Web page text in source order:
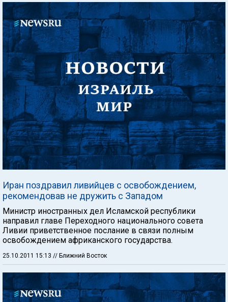
Иран поздравил ливийцев с освобождением,
рекомендовав не дружить с Западом
Министр иностранных дел Исламской республики
направил главе Переходного национального совета
Ливии приветственное послание в связи полным
освобождением африканского государства.
25.10.2011 15:13 // Ближний Восток